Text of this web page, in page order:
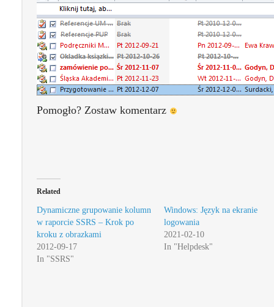
Pomogło? Zostaw komentarz
Related
Dynamiczne grupowanie kolumn
w raporcie SSRS – Krok po
kroku z obrazkami
2012-09-17
In "SSRS"
Windows: Język na ekranie
logowania
2021-02-10
In "Helpdesk"